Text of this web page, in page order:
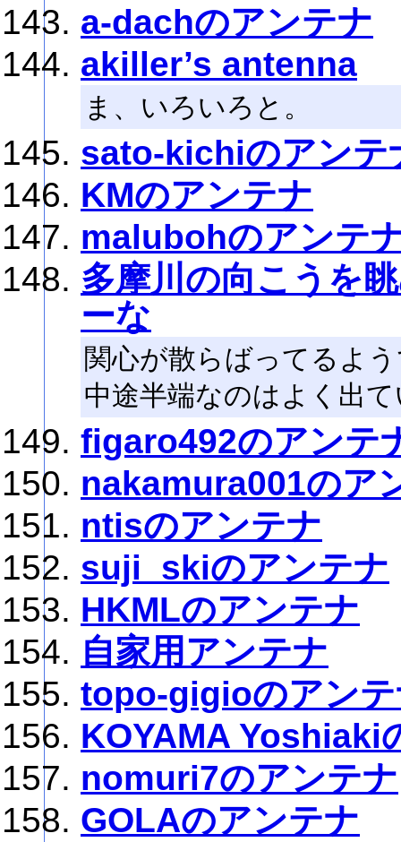
a-dachのアンテナ
akiller’s antenna
ま、いろいろと。
sato-kichiのアンテ
KMのアンテナ
malubohのアンテ
多摩川の向こうを
ーな
関心が散らばってるよ
中途半端なのはよく出
figaro492のアンテ
nakamura001のア
ntisのアンテナ
suji_skiのアンテナ
HKMLのアンテナ
自家用アンテナ
topo-gigioのアン
KOYAMA Yoshiaki
nomuri7のアンテナ
GOLAのアンテナ